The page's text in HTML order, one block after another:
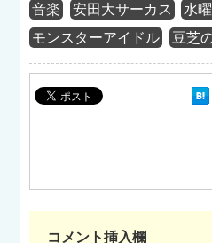
音楽 安田大サーカス
水
モンスターアイドル
豆芝
コメント挿入欄